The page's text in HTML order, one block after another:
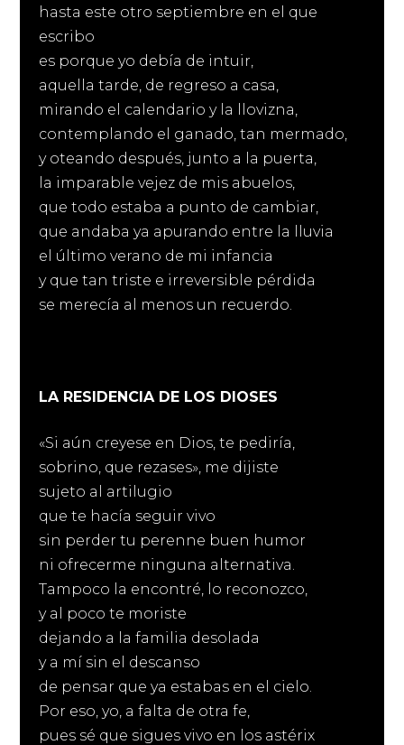
hasta este otro septiembre en el que
escribo
es porque yo debía de intuir,
aquella tarde, de regreso a casa,
mirando el calendario y la llovizna,
contemplando el ganado, tan mermado,
y oteando después, junto a la puerta,
la imparable vejez de mis abuelos,
que todo estaba a punto de cambiar,
que andaba ya apurando entre la lluvia
el último verano de mi infancia
y que tan triste e irreversible pérdida
se merecía al menos un recuerdo.
LA RESIDENCIA DE LOS DIOSES
«Si aún creyese en Dios, te pediría,
sobrino, que rezases», me dijiste
sujeto al artilugio
que te hacía seguir vivo
sin perder tu perenne buen humor
ni ofrecerme ninguna alternativa.
Tampoco la encontré, lo reconozco,
y al poco te moriste
dejando a la familia desolada
y a mí sin el descanso
de pensar que ya estabas en el cielo.
Por eso, yo, a falta de otra fe,
pues sé que sigues vivo en los astérix